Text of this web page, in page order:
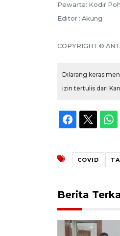
Pewarta: Kodir
Editor : Akung
COPYRIGHT ©
Dilarang keras
izin tertulis dari
COVID
Berita